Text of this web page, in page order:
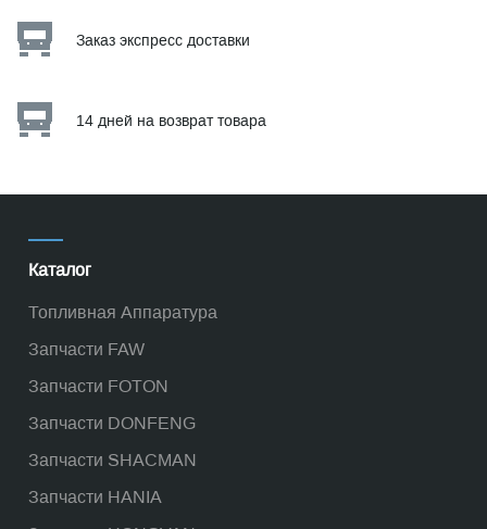
Заказ экспресс доставки
14 дней на возврат товара
Каталог
Топливная Аппаратура
Запчасти FAW
Запчасти FOTON
Запчасти DONFENG
Запчасти SHACMAN
Запчасти HANIA